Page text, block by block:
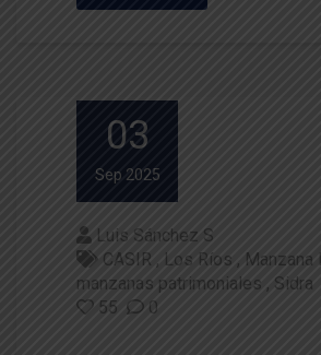
03
Sep 2025
Luis Sánchez S
CASIR
Los Ríos
Manzana
manzanas patrimoniales
Sidra
55
0